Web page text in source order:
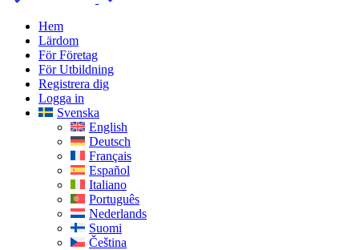
Hem
Lärdom
För Företag
För Utbildning
Registrera dig
Logga in
Svenska
English
Deutsch
Français
Español
Italiano
Português
Nederlands
Suomi
Čeština